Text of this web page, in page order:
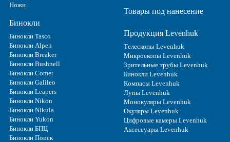
Ножи
Бинокли
Бинокли Tasco
Бинокли Alpen
Бинокли Breaker
Бинокли Bushnell
Бинокли Comet
Бинокли Galileo
Бинокли Leapers
Бинокли Nikon
Бинокли Nikula
Бинокли Yukon
Бинокли БПЦ
Бинокли Поиск
Товары под нанесение
Продукция Levenhuk
Телескопы Levenhuk
Микроскопы Levenhuk
Зрительные трубы Levenhuk
Бинокли Levenhuk
Компасы Levenhuk
Лупы Levenhuk
Монокуляры Levenhuk
Окуляры Levenhuk
Цифровые камеры Levenhuk
Аксессуары Levenhuk